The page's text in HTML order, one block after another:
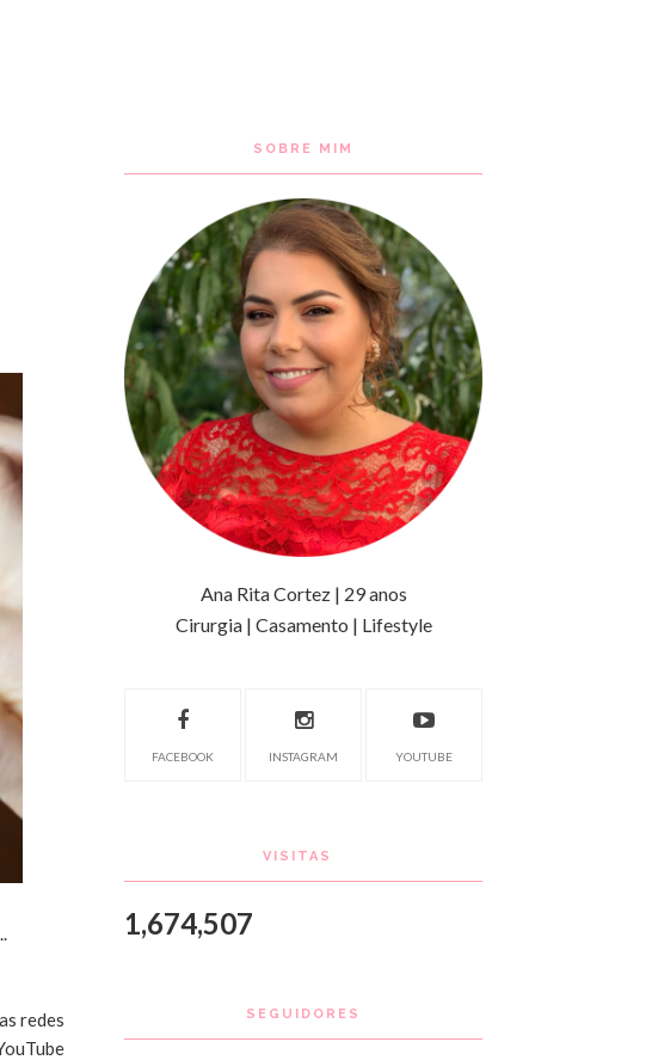
redes
SOBRE MIM
Ana Rita Cortez | 29 anos
Cirurgia | Casamento | Lifestyle
FACEBOOK INSTAGRAM YOUTUBE
VISITAS
1,674,507
SEGUIDORES